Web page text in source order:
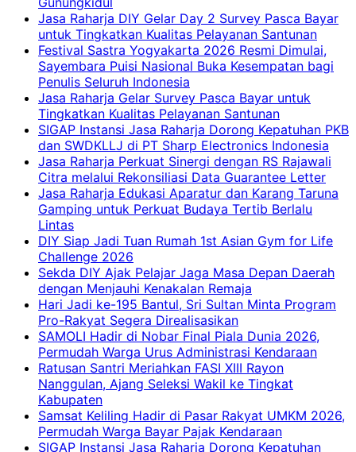
Jasa Raharja DIY Gelar Day 2 Survey Pasca Bayar
untuk Tingkatkan Kualitas Pelayanan Santunan
Festival Sastra Yogyakarta 2026 Resmi Dimulai,
Sayembara Puisi Nasional Buka Kesempatan bagi
Penulis Seluruh Indonesia
Jasa Raharja Gelar Survey Pasca Bayar untuk
Tingkatkan Kualitas Pelayanan Santunan
SIGAP Instansi Jasa Raharja Dorong Kepatuhan PKB
dan SWDKLLJ di PT Sharp Electronics Indonesia
Jasa Raharja Perkuat Sinergi dengan RS Rajawali
Citra melalui Rekonsiliasi Data Guarantee Letter
Jasa Raharja Edukasi Aparatur dan Karang Taruna
Gamping untuk Perkuat Budaya Tertib Berlalu
Lintas
DIY Siap Jadi Tuan Rumah 1st Asian Gym for Life
Challenge 2026
Sekda DIY Ajak Pelajar Jaga Masa Depan Daerah
dengan Menjauhi Kenakalan Remaja
Hari Jadi ke-195 Bantul, Sri Sultan Minta Program
Pro-Rakyat Segera Direalisasikan
SAMOLI Hadir di Nobar Final Piala Dunia 2026,
Permudah Warga Urus Administrasi Kendaraan
Ratusan Santri Meriahkan FASI XIII Rayon
Nanggulan, Ajang Seleksi Wakil ke Tingkat
Kabupaten
Samsat Keliling Hadir di Pasar Rakyat UMKM 2026,
Permudah Warga Bayar Pajak Kendaraan
SIGAP Instansi Jasa Raharja Dorong Kepatuhan